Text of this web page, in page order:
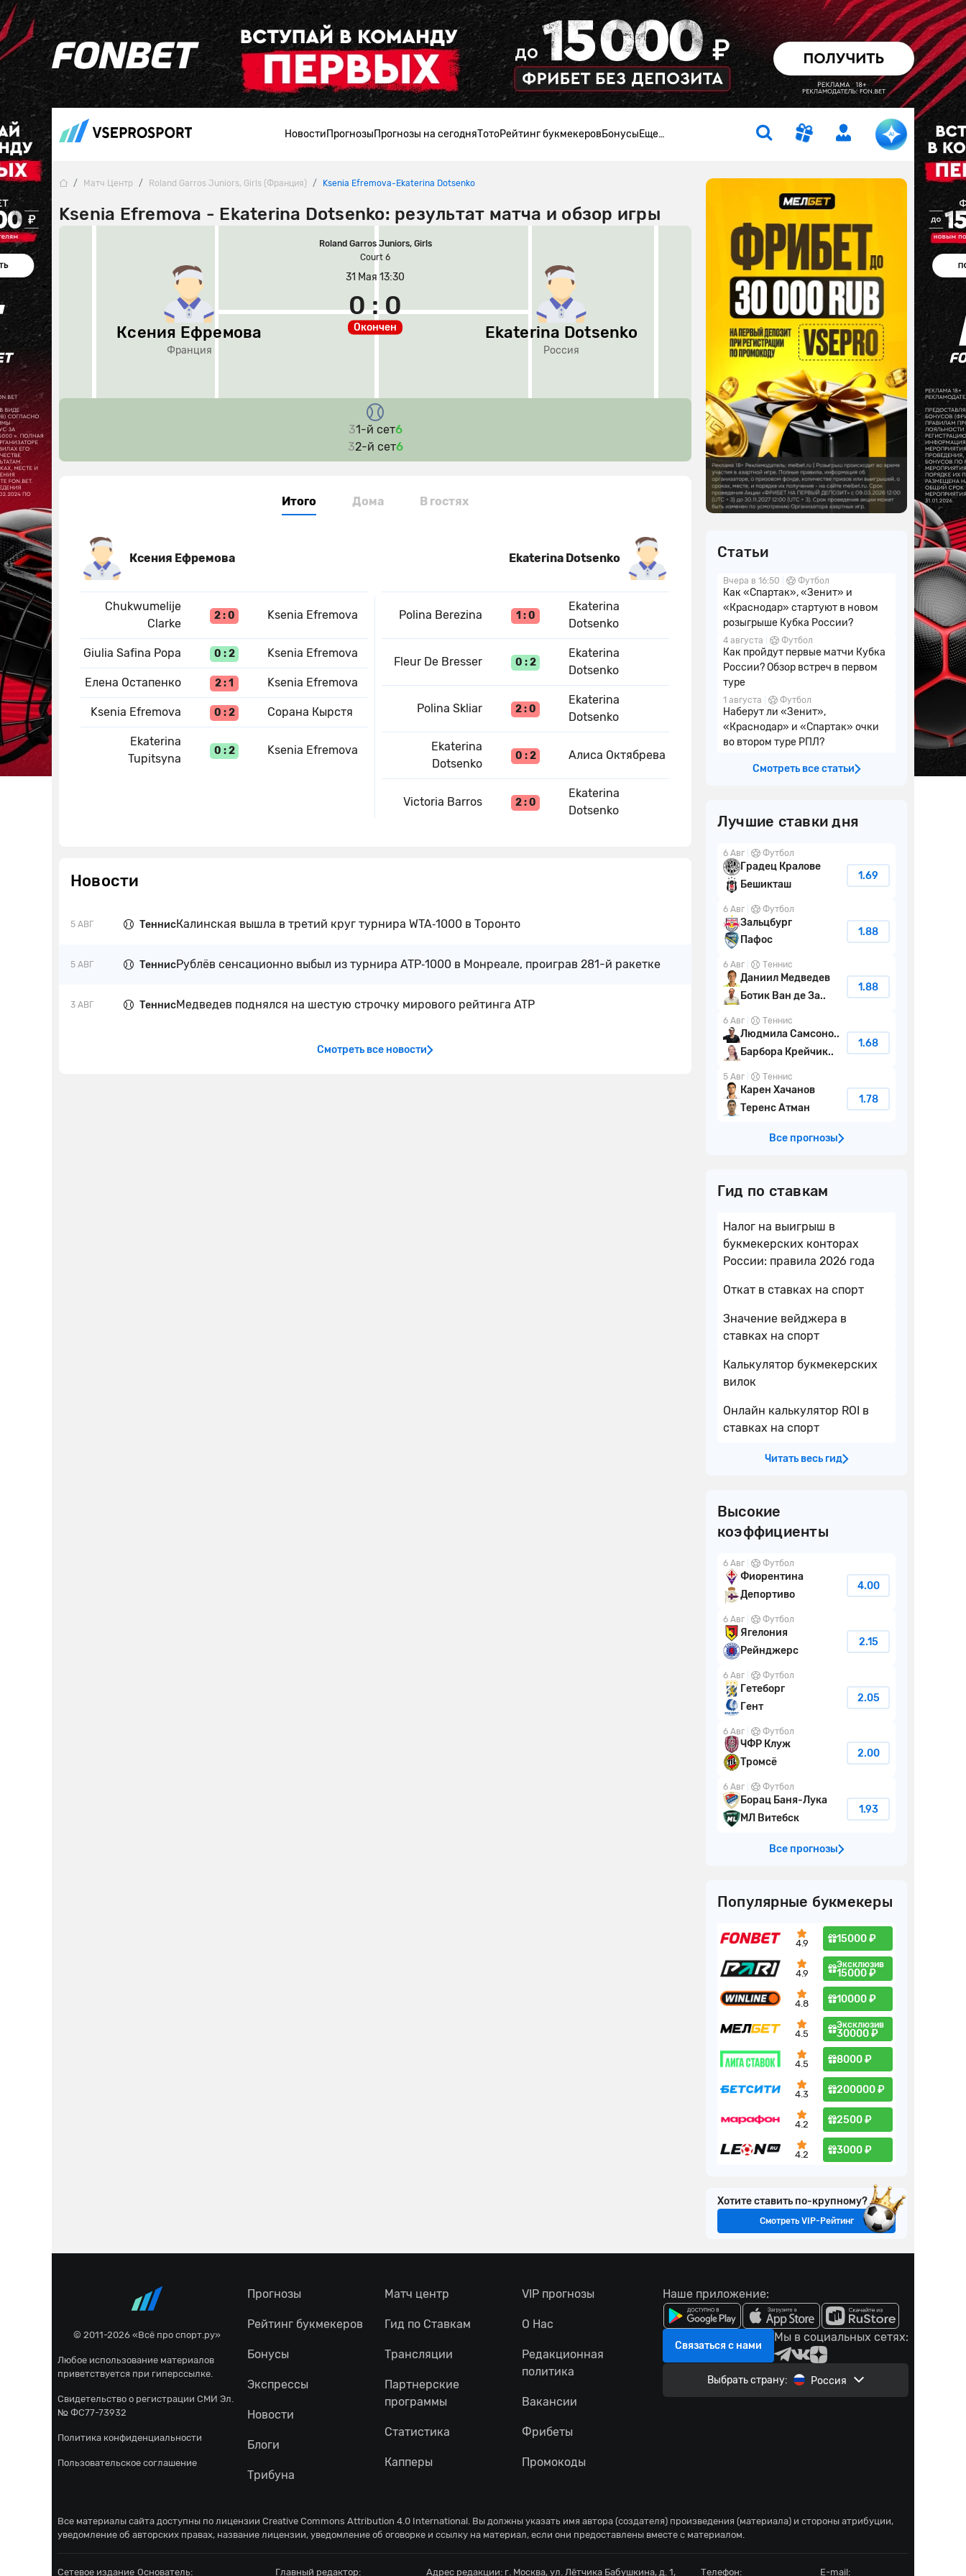
НовостиПрогнозыПрогнозы на сегодняТотоРейтинг букмекеровБонусыЕще…
Ksenia Efremova - Ekaterina Dotsenko: результат матча и обзор игры
Матч Центр Roland Garros Juniors, Girls (Франция) Ksenia Efremova-Ekaterina Dotsenko
Ксения Ефремова
Франция
Roland Garros Juniors, Girls
Court 6
31 Мая 13:30
Окончен
0 : 0
Ekaterina Dotsenko
Россия
31-й сет6
32-й сет6
Итого Дома В гостях
Ксения Ефремова
Chukwumelije
Clarke
2 : 0 Ksenia Efremova
Giulia Safina Popa 0 : 2 Ksenia Efremova
Елена Остапенко 2 : 1 Ksenia Efremova
Ksenia Efremova 0 : 2 Сорана Кырстя
Ekaterina
Tupitsyna
0 : 2 Ksenia Efremova
Ekaterina Dotsenko
Polina Berezina 1 : 0
Ekaterina
Dotsenko
Fleur De Bresser 0 : 2
Ekaterina
Dotsenko
Polina Skliar 2 : 0
Ekaterina
Dotsenko
Ekaterina
Dotsenko
0 : 2 Алиса Октябрева
Victoria Barros 2 : 0
Ekaterina
Dotsenko
Новости
5 АВГ ТеннисКалинская вышла в третий круг турнира WTA‑1000 в Торонто
5 АВГ ТеннисРублёв сенсационно выбыл из турнира ATP‑1000 в Монреале, проиграв 281-й ракетке
3 АВГ ТеннисМедведев поднялся на шестую строчку мирового рейтинга ATP
Смотреть все новости
Статьи
Вчера в 16:50 Футбол
Как «Спартак», «Зенит» и
«Краснодар» стартуют в новом
розыгрыше Кубка России?
4 августа Футбол
Как пройдут первые матчи Кубка
России? Обзор встреч в первом
туре
1 августа Футбол
Наберут ли «Зенит»,
«Краснодар» и «Спартак» очки
во втором туре РПЛ?
Смотреть все статьи
Лучшие ставки дня
6 Авг Футбол
Градец Кралове
Бешикташ
1.69
6 Авг Футбол
Зальцбург
Пафос
1.88
6 Авг Теннис
Даниил Медведев
Ботик Ван де За..
1.88
6 Авг Теннис
Людмила Самсоно..
Барбора Крейчик..
1.68
5 Авг Теннис
Карен Хачанов
Теренс Атман
1.78
Все прогнозы
Гид по ставкам
Налог на выигрыш в
букмекерских конторах
России: правила 2026 года
Откат в ставках на спорт
Значение вейджера в
ставках на спорт
Калькулятор букмекерских
вилок
Онлайн калькулятор ROI в
ставках на спорт
Читать весь гид
Высокие
коэффициенты
6 Авг Футбол
Фиорентина
Депортиво
4.00
6 Авг Футбол
Ягелония
Рейнджерс
2.15
6 Авг Футбол
Гетеборг
Гент
2.05
6 Авг Футбол
ЧФР Клуж
Тромсё
2.00
6 Авг Футбол
Борац Баня-Лука
МЛ Витебск
1.93
Все прогнозы
Популярные букмекеры
4.9 15000 ₽
4.9
Эксклюзив
15000 ₽
4.8 10000 ₽
4.5
Эксклюзив
30000 ₽
4.5 8000 ₽
4.3 200000 ₽
4.2 2500 ₽
4.2 3000 ₽
Хотите ставить по-крупному?
Смотреть VIP-Рейтинг
© 2011-2026 «Всё про спорт.ру»
Любое использование материалов
приветствуется при гиперссылке.
Свидетельство о регистрации СМИ Эл.
№ ФС77-73932
Политика конфиденциальности
Пользовательское соглашение
Прогнозы
Рейтинг букмекеров
Бонусы
Экспрессы
Новости
Блоги
Трибуна
Матч центр
Гид по Ставкам
Трансляции
Партнерские
программы
Статистика
Капперы
VIP прогнозы
О Нас
Редакционная
политика
Вакансии
Фрибеты
Промокоды
Наше приложение:
Связаться с нами
Мы в социальных сетях:
Выбрать страну: Россия
Все материалы сайта доступны по лицензии Creative Commons Attribution 4.0 International . Вы должны указать имя автора (создателя) произведения (материала) и стороны атрибуции,
уведомление об авторских правах, название лицензии, уведомление об оговорке и ссылку на материал, если они предоставлены вместе с материалом.
Сетевое издание Основатель: Главный редактор: Адрес редакции: г. Москва, ул. Лётчика Бабушкина, д. 1, Телефон: E-mail: